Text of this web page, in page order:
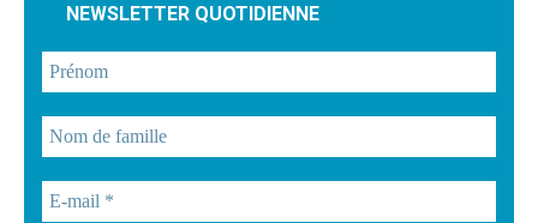
NEWSLETTER QUOTIDIENNE